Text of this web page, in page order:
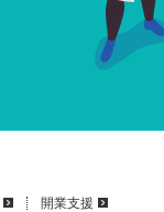
開業支援